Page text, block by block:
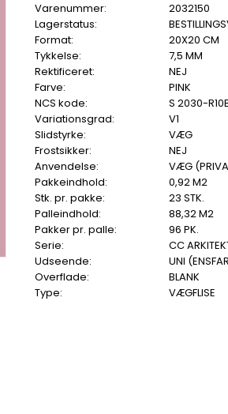
Varenummer:
2032150
Lagerstatus:
Format:
20X20 CM
Tykkelse:
7,5 MM
Rektificeret:
NEJ
Farve:
PINK
NCS kode:
S 2030-
Variationsgrad:
V1
Slidstyrke:
VÆG
Frostsikker:
NEJ
Anvendelse:
VÆG
Pakkeindhold:
0,92 M2
Stk. pr. pakke:
23 STK.
Palleindhold:
88,32 M2
Pakker pr. palle:
96 PK.
Serie:
CC
Udseende:
UNI
Overflade:
BLANK
Type:
VÆGFLISE